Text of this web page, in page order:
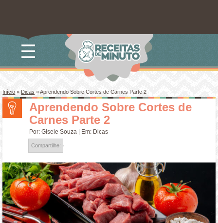
☰
Início»Dicas »Aprendendo Sobre Cortes de Carnes Parte 2
Aprendendo Sobre Cortes de
Carnes Parte 2
Por:Gisele Souza | Em: Dicas
Compartilhe: